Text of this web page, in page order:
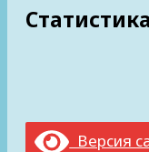
Статистика
Версия